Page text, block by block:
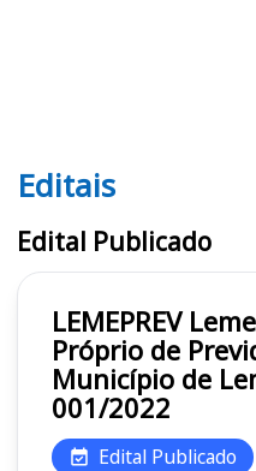
Editais LEMEPREV
Editais
Edital Publicado
LEMEPREV Leme/SP Regime
Próprio de
Município de
001/2022
Edital Publicado